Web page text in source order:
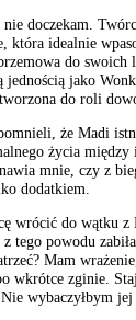
nie doczekam.
która idealnie
do swoich
jednością jako
do roli
że Madi
życia
mnie, czy z
dodatkiem.
wrócić do wątku z
tego powodu
Mam
wkrótce zginie.
wybaczyłbym jej